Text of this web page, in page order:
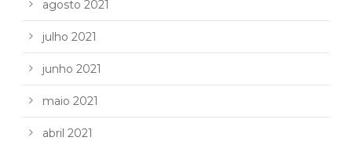
agosto 2021
julho 2021
junho 2021
maio 2021
abril 2021